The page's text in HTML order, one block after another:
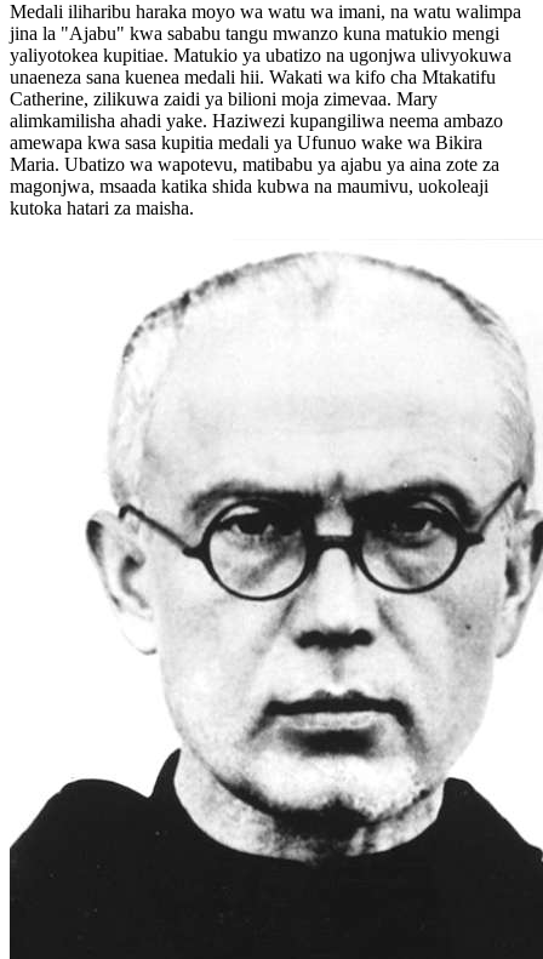
Medali iliharibu haraka moyo wa watu wa imani, na watu walimpa
jina la "Ajabu" kwa sababu tangu mwanzo kuna matukio mengi
yaliyotokea kupitiae. Matukio ya ubatizo na ugonjwa ulivyokuwa
unaeneza sana kuenea medali hii. Wakati wa kifo cha Mtakatifu
Catherine, zilikuwa zaidi ya bilioni moja zimevaa. Mary
alimkamilisha ahadi yake. Haziwezi kupangiliwa neema ambazo
amewapa kwa sasa kupitia medali ya Ufunuo wake wa Bikira
Maria. Ubatizo wa wapotevu, matibabu ya ajabu ya aina zote za
magonjwa, msaada katika shida kubwa na maumivu, uokoleaji
kutoka hatari za maisha.